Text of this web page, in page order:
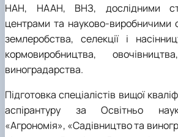
НАН, НААН, ВНЗ, дослідними
центрами та науково-виробничими
землеробства, селекції і
кормовиробництва, овочівництва
виноградарства.
Підготовка спеціалістів вищої
аспірантуру за Освітньо
«Агрономія», «Садівництво та